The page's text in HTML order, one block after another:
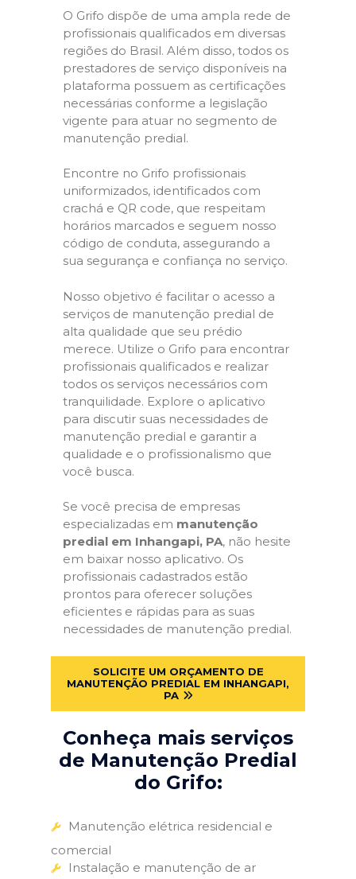
O Grifo dispõe de uma ampla rede de
profissionais qualificados em diversas
regiões do Brasil. Além disso, todos os
prestadores de serviço disponíveis na
plataforma possuem as certificações
necessárias conforme a legislação
vigente para atuar no segmento de
manutenção predial.
Encontre no Grifo profissionais
uniformizados, identificados com
crachá e QR code, que respeitam
horários marcados e seguem nosso
código de conduta, assegurando a
sua segurança e confiança no serviço.
Nosso objetivo é facilitar o acesso a
serviços de manutenção predial de
alta qualidade que seu prédio
merece. Utilize o Grifo para encontrar
profissionais qualificados e realizar
todos os serviços necessários com
tranquilidade. Explore o aplicativo
para discutir suas necessidades de
manutenção predial e garantir a
qualidade e o profissionalismo que
você busca.
Se você precisa de empresas
especializadas em manutenção
predial em Inhangapi, PA, não hesite
em baixar nosso aplicativo. Os
profissionais cadastrados estão
prontos para oferecer soluções
eficientes e rápidas para as suas
necessidades de manutenção predial.
SOLICITE UM ORÇAMENTO DE
MANUTENÇÃO PREDIAL EM INHANGAPI,
PA
Conheça mais serviços
de Manutenção Predial
do Grifo:
Manutenção elétrica residencial e
comercial
Instalação e manutenção de ar